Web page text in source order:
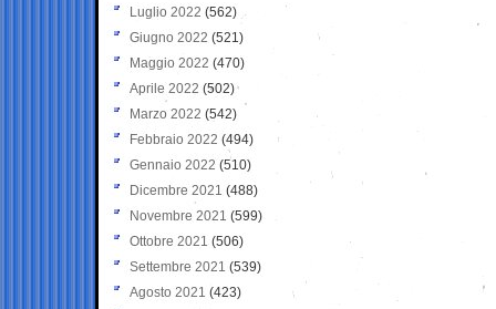
Luglio 2022 (562)
Giugno 2022 (521)
Maggio 2022 (470)
Aprile 2022 (502)
Marzo 2022 (542)
Febbraio 2022 (494)
Gennaio 2022 (510)
Dicembre 2021 (488)
Novembre 2021 (599)
Ottobre 2021 (506)
Settembre 2021 (539)
Agosto 2021 (423)